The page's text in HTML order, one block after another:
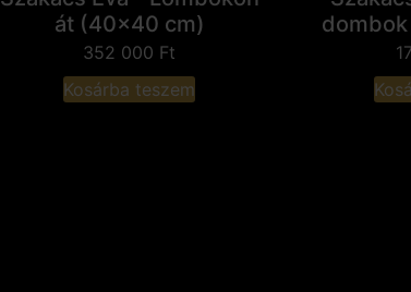
át (40x40 cm)
352 000 Ft
Kosárba teszem